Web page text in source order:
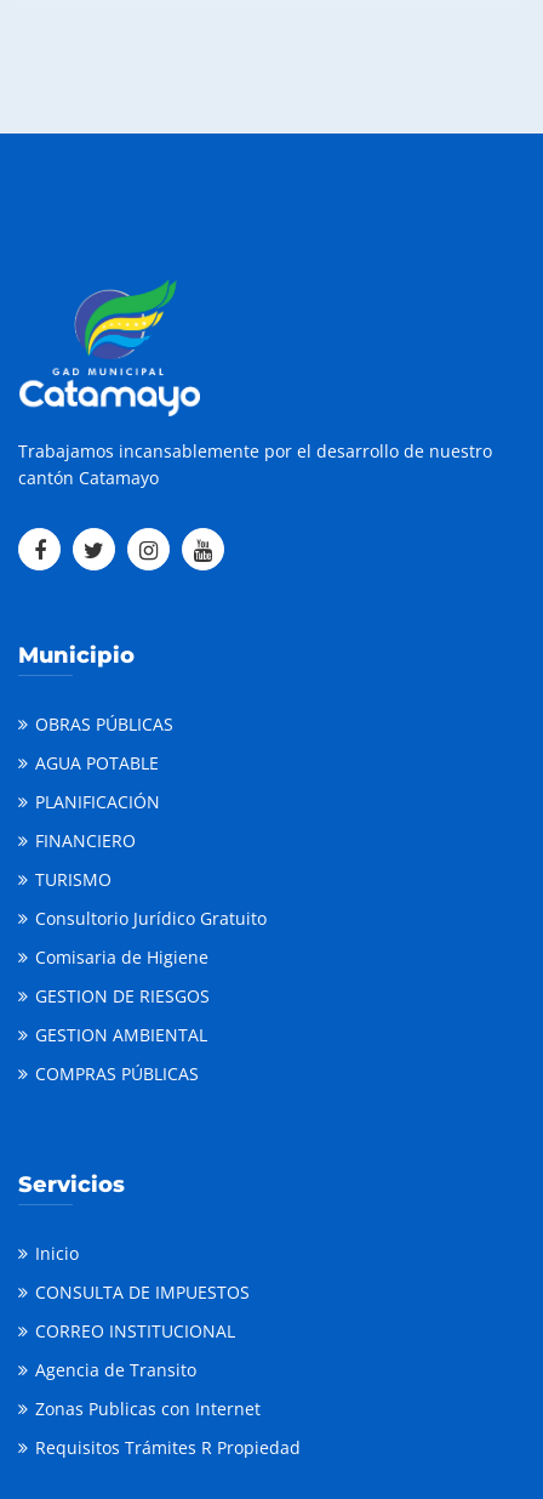
Trabajamos incansablemente por el desarrollo de nuestro
cantón Catamayo
Municipio
OBRAS PÚBLICAS
AGUA POTABLE
PLANIFICACIÓN
FINANCIERO
TURISMO
Consultorio Jurídico Gratuito
Comisaria de Higiene
GESTION DE RIESGOS
GESTION AMBIENTAL
COMPRAS PÚBLICAS
Servicios
Inicio
CONSULTA DE IMPUESTOS
CORREO INSTITUCIONAL
Agencia de Transito
Zonas Publicas con Internet
Requisitos Trámites R Propiedad